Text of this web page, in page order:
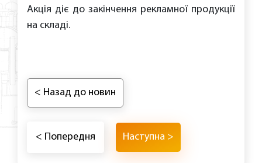
Акція діє до закінчення рекламної продукції
на складі.
< Назад до новин
< Попередня Наступна >